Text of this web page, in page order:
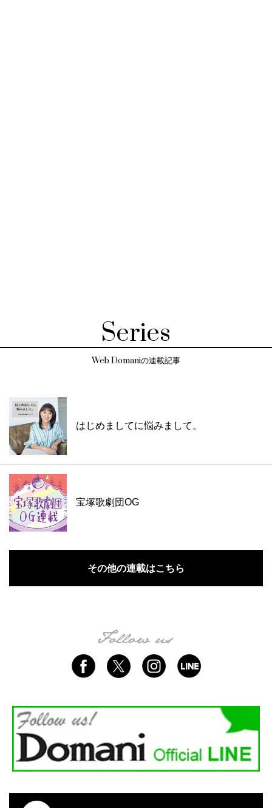
Series
Web Domaniの連載記事
はじめましてに悩みまして。
宝塚歌劇団OG
その他の連載はこちら